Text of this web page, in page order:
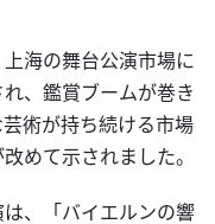
海の舞台公演市場に
、鑑賞ブームが巻き
術が持ち続ける市場
めて示されました。
、「バイエルンの響